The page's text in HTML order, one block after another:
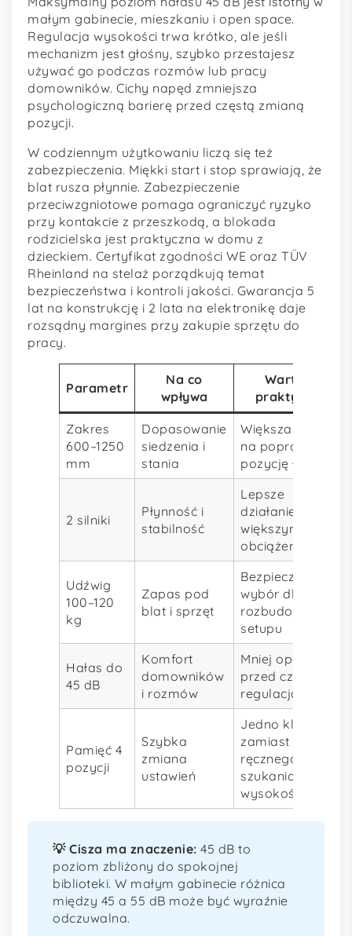
małym gabinecie, mieszkaniu i open space.
Regulacja wysokości trwa krótko, ale jeśli
mechanizm jest głośny, szybko przestajesz
używać go podczas rozmów lub pracy
domowników. Cichy napęd zmniejsza
psychologiczną barierę przed częstą zmianą
pozycji.
W codziennym użytkowaniu liczą się też
zabezpieczenia. Miękki start i stop sprawiają, że
blat rusza płynnie. Zabezpieczenie
przeciwzgniotowe pomaga ograniczyć ryzyko
przy kontakcie z przeszkodą, a blokada
rodzicielska jest praktyczna w domu z
dzieckiem. Certyfikat zgodności WE oraz TÜV
Rheinland na stelaż porządkują temat
bezpieczeństwa i kontroli jakości. Gwarancja 5
lat na konstrukcję i 2 lata na elektronikę daje
rozsądny margines przy zakupie sprzętu do
pracy.
Parametr
Na co
wpływa
Wartość
praktyczna
Zakres
600–1250
mm
Dopasowanie
siedzenia i
stania
Większa szansa
na poprawną
pozycję łokci
2 silniki
Płynność i
stabilność
Lepsze
działanie przy
większym
obciążeniu
Udźwig
100–120
kg
Zapas pod
blat i sprzęt
Bezpieczniejszy
wybór dla
rozbudowanego
setupu
Hałas do
45 dB
Komfort
domowników
i rozmów
Mniej oporu
przed częstą
regulacją
Pamięć 4
pozycji
Szybka
zmiana
ustawień
Jedno kliknięcie
zamiast
ręcznego
szukania
wysokości
💡 Cisza ma znaczenie: 45 dB to
poziom zbliżony do spokojnej
biblioteki. W małym gabinecie różnica
między 45 a 55 dB może być wyraźnie
odczuwalna.